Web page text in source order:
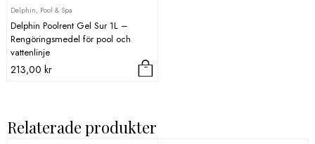
Delphin, Pool & Spa
Delphin Poolrent Gel Sur 1L –
Rengöringsmedel för pool och
vattenlinje
213,00 kr
Relaterade produkter